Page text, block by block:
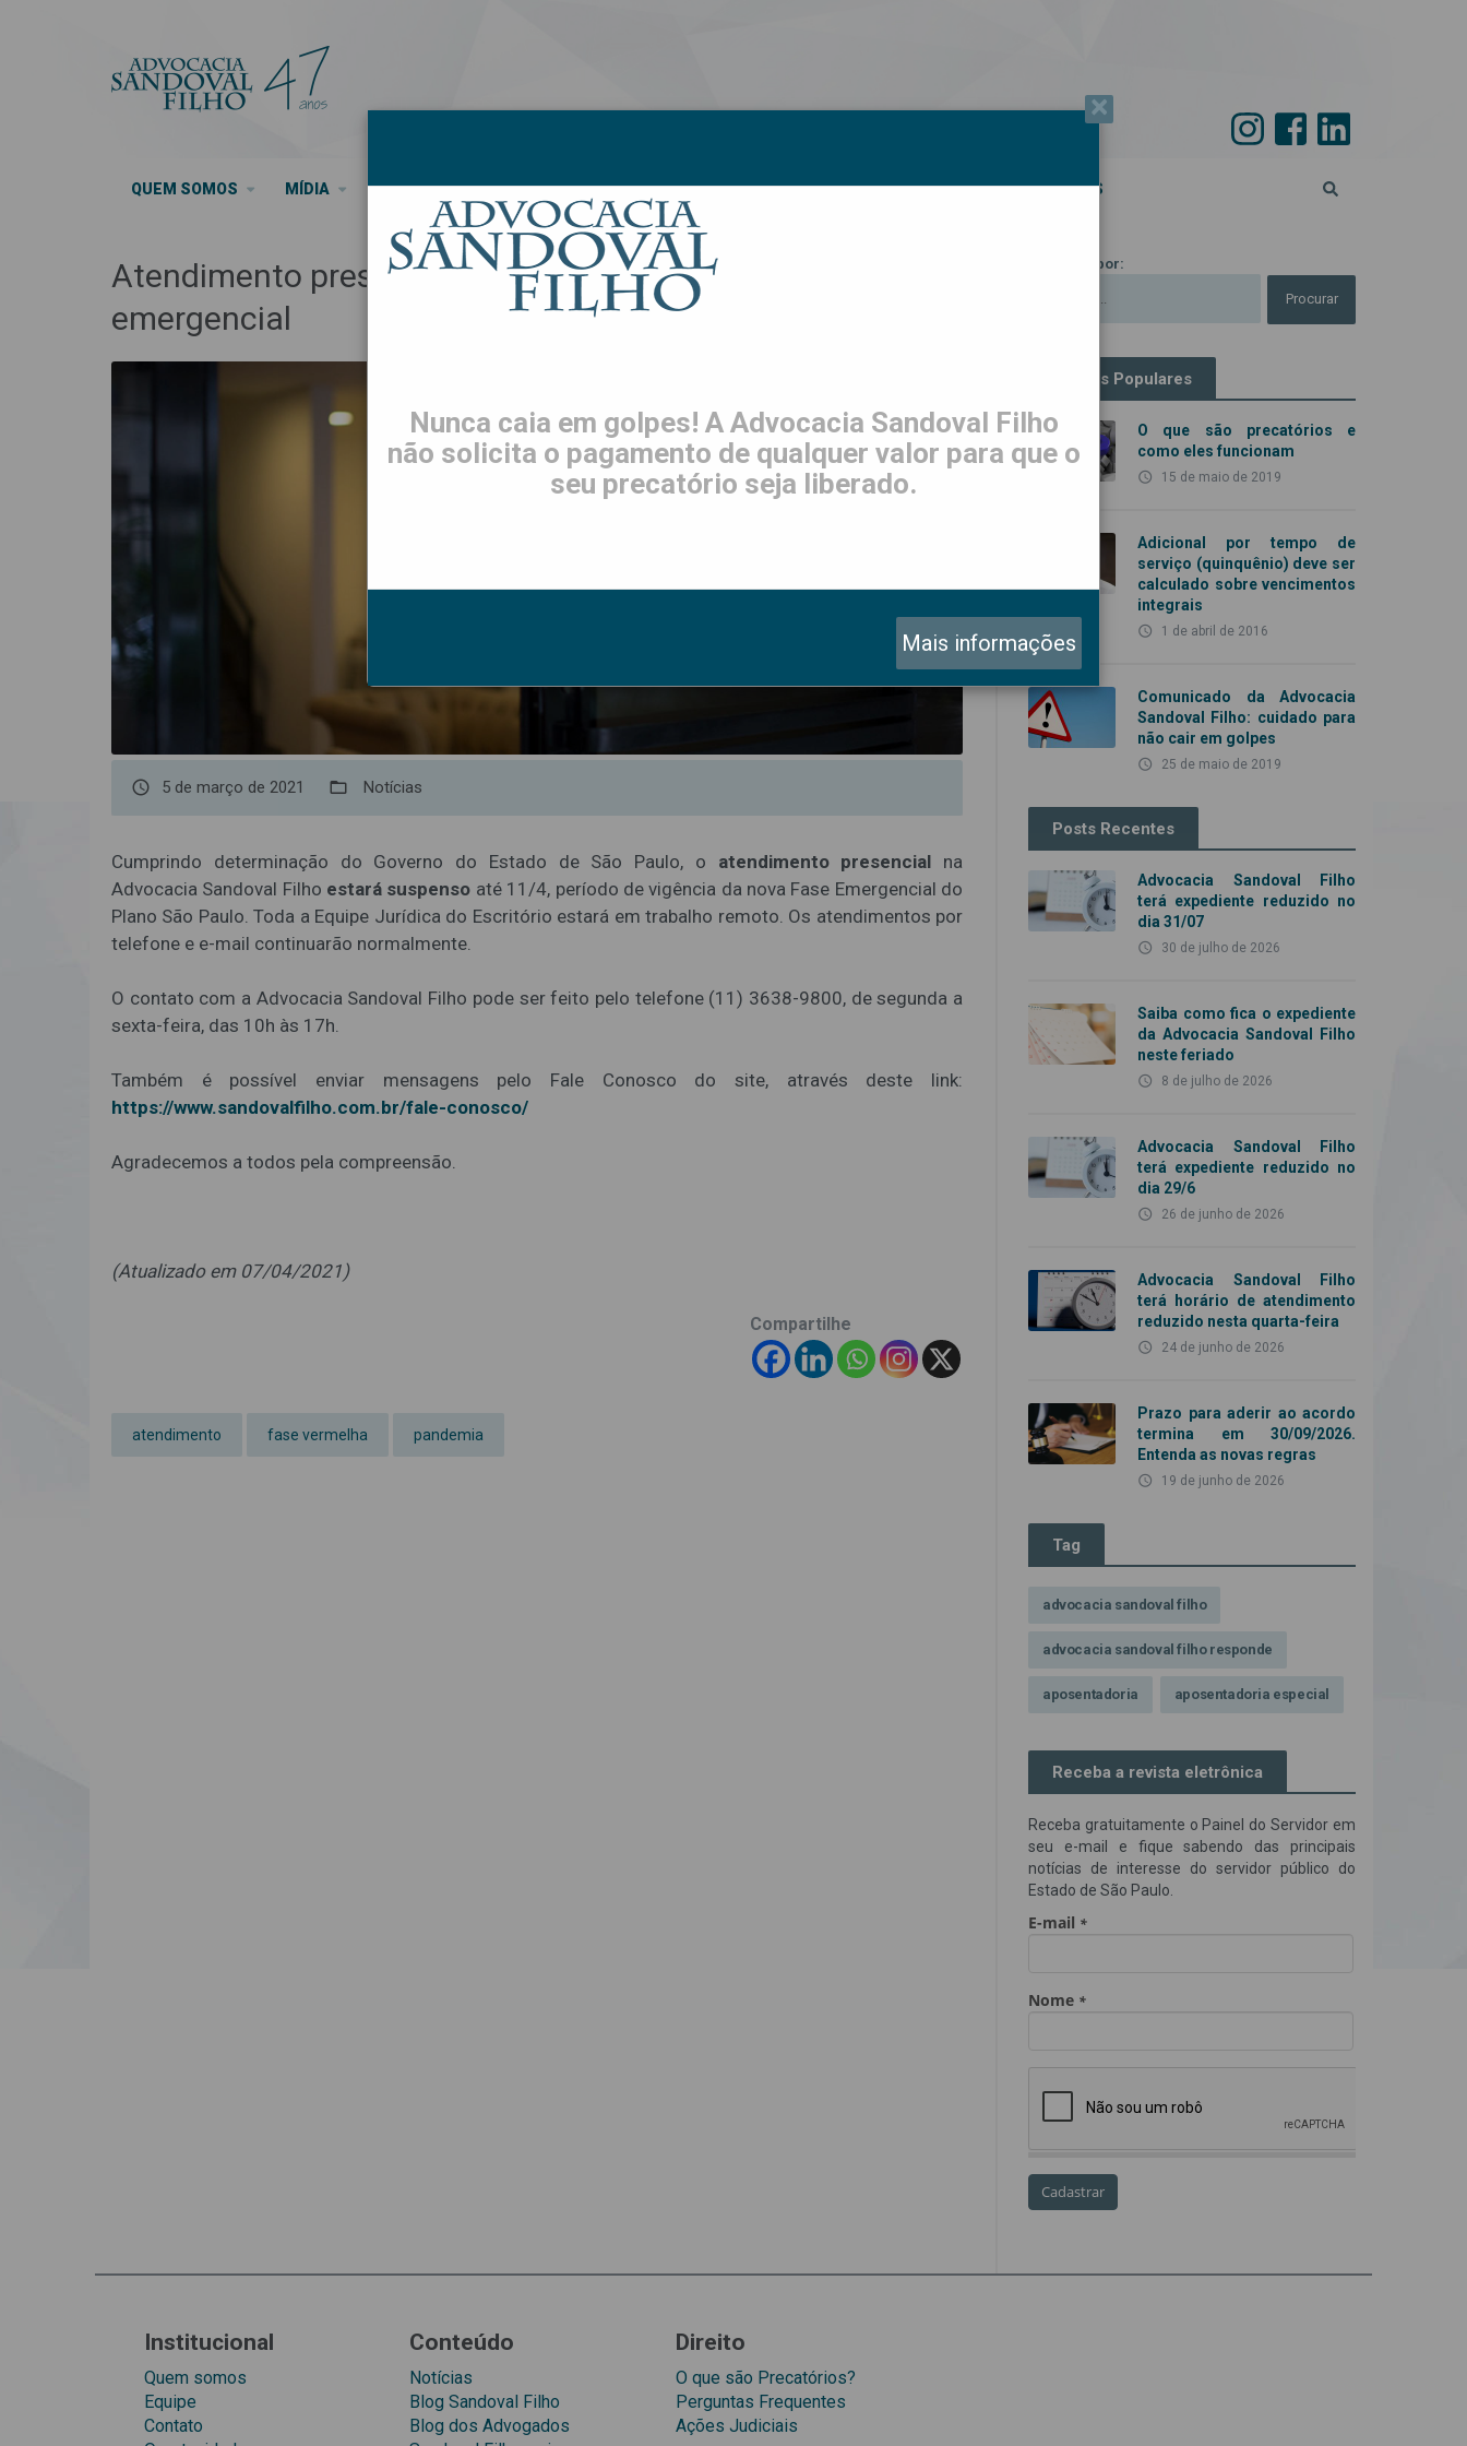
QUEM SOMOS MÍDIA SEUS DIREITOS LGPD TRABALHE CONOSCO CONTATO ESPECIAL 45 ANOS
Atendimento presencial estará suspenso durante fase
emergencial
access_time 5 de março de 2021 folder_open Notícias
Cumprindo determinação do Governo do Estado de São Paulo, o atendimento presencial na
Advocacia Sandoval Filho estará suspenso até 11/4, período de vigência da nova Fase Emergencial do
Plano São Paulo. Toda a Equipe Jurídica do Escritório estará em trabalho remoto. Os atendimentos por
telefone e e-mail continuarão normalmente.
O contato com a Advocacia Sandoval Filho pode ser feito pelo telefone (11) 3638-9800, de segunda a
sexta-feira, das 10h às 17h.
Também é possível enviar mensagens pelo Fale Conosco do site, através deste link:
https://www.sandovalfilho.com.br/fale-conosco/
Agradecemos a todos pela compreensão.
(Atualizado em 07/04/2021)
Compartilhe
atendimento fase vermelha pandemia
Procurar por:
Artigos Populares
O que são precatórios e
como eles funcionam
access_time 15 de maio de 2019
Adicional por tempo de
serviço (quinquênio) deve ser
calculado sobre vencimentos
integrais
access_time 1 de abril de 2016
Comunicado da Advocacia
Sandoval Filho: cuidado para
não cair em golpes
access_time 25 de maio de 2019
Posts Recentes
Advocacia Sandoval Filho
terá expediente reduzido no
dia 31/07
access_time 30 de julho de 2026
Saiba como fica o expediente
da Advocacia Sandoval Filho
neste feriado
access_time 8 de julho de 2026
Advocacia Sandoval Filho
terá expediente reduzido no
dia 29/6
access_time 26 de junho de 2026
Advocacia Sandoval Filho
terá horário de atendimento
reduzido nesta quarta-feira
access_time 24 de junho de 2026
Prazo para aderir ao acordo
termina em 30/09/2026.
Entenda as novas regras
access_time 19 de junho de 2026
Tag
advocacia sandoval filho
advocacia sandoval filho responde
aposentadoria aposentadoria especial
Campanha contra assédio ilegal
Campanha da OAB SP CNJ
Comissão de Precatórios da OAB SP
credores prioritários
Dia dos Professores
golpe do precatório
golpes a credores
Messias Falleiros OAB SP OPV
Receba a revista eletrônica
Receba gratuitamente o Painel do Servidor em
seu e-mail e fique sabendo das principais
notícias de interesse do servidor público do
Estado de São Paulo.
Institucional
Quem somos
Equipe
Contato
Conteúdo
Notícias
Blog Sandoval Filho
Blog dos Advogados
Direito
O que são Precatórios?
Perguntas Frequentes
Ações Judiciais
×
Nunca caia em golpes! A Advocacia Sandoval Filho
não solicita o pagamento de qualquer valor para que o
seu precatório seja liberado.
Mais informações